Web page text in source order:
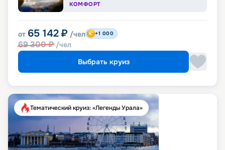
КОМФОРТ
от 65 142 ₽ /чел
69 300₽ /чел
+1 000
Выбрать круиз
Тематический круиз: «Легенды Урала»